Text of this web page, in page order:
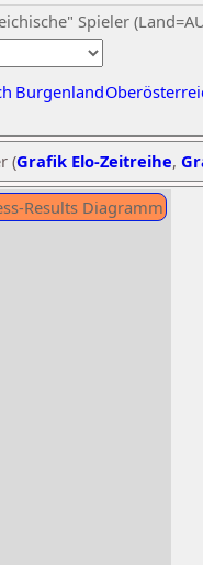
Spieler
Burgenland
(Grafik Elo-Zeitreihe,